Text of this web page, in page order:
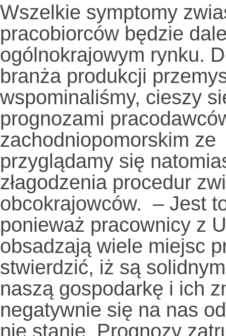
Wszelkie symptomy
pracobiorców będzie
ogólnokrajowym rynku.
branża produkcji
wspominaliśmy, cieszy
prognozami
zachodniopomorskim
przyglądamy się
złagodzenia procedur
obcokrajowców. – Jest
ponieważ pracownicy z
obsadzają wiele miejsc
stwierdzić, iż są
naszą gospodarkę i ich
negatywnie się na nas
nie stanie. Prognozy